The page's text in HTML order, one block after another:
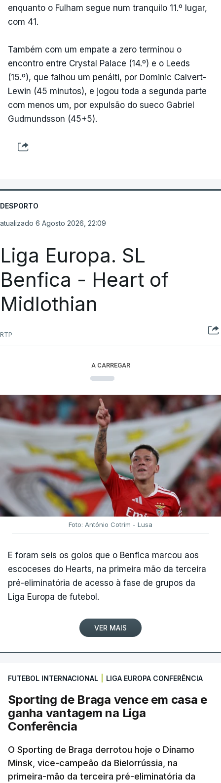
enquanto o Fulham segue num tranquilo 11.º lugar,
com 41.
Também com um empate a zero terminou o
encontro entre Crystal Palace (14.º) e o Leeds
(15.º), que falhou um penálti, por Dominic Calvert-
Lewin (45 minutos), e jogou toda a segunda parte
com menos um, por expulsão do sueco Gabriel
Gudmundsson (45+5).
DESPORTO
atualizado 6 Agosto 2026, 22:09
Liga Europa. SL
Benfica - Heart of
Midlothian
RTP
A CARREGAR
Foto: António Cotrim - Lusa
E foram seis os golos que o Benfica marcou aos
escoceses do Hearts, na primeira mão da terceira
pré-eliminatória de acesso à fase de grupos da
Liga Europa de futebol.
VER MAIS
FUTEBOL INTERNACIONAL LIGA EUROPA CONFERÊNCIA
Sporting de Braga vence em casa e
ganha vantagem na Liga
Conferência
O Sporting de Braga derrotou hoje o Dínamo
Minsk, vice-campeão da Bielorrússia, na
primeira-mão da terceira pré-eliminatória da